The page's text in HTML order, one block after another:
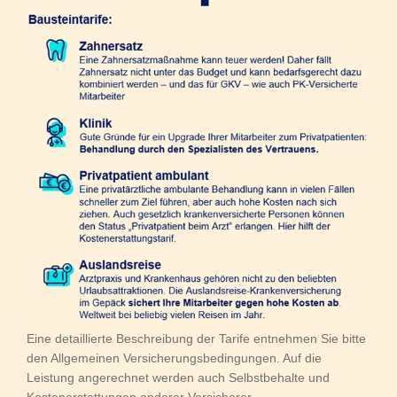
Eine detaillierte Beschreibung der Tarife entnehmen Sie bitte
den Allgemeinen Versicherungsbedingungen. Auf die
Leistung angerechnet werden auch Selbstbehalte und